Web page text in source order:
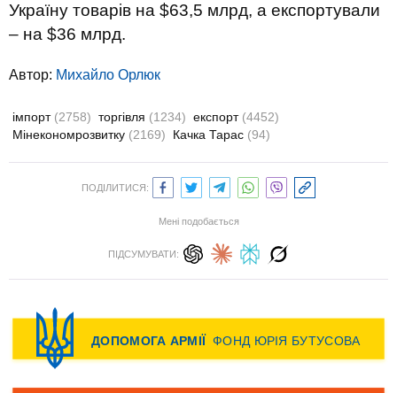
Україну товарів на $63,5 млрд, а експортували
– на $36 млрд.
Автор: Михайло Орлюк
імпорт (2758) торгівля (1234) експорт (4452)
Мінекономрозвитку (2169) Качка Тарас (94)
ПОДІЛИТИСЯ:
Мені подобається
ПІДСУМУВАТИ: